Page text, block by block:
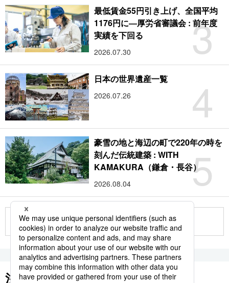
3
最低賃金55円引き上げ、全国平均
1176円に―厚労省審議会 : 前年度
実績を下回る
2026.07.30
4
日本の世界遺産一覧
2026.07.26
5
豪雪の地と海辺の町で220年の時を
刻んだ伝統建築 : WITH
KAMAKURA（鎌倉・長谷）
2026.08.04
もっと見る
注目のキーワード